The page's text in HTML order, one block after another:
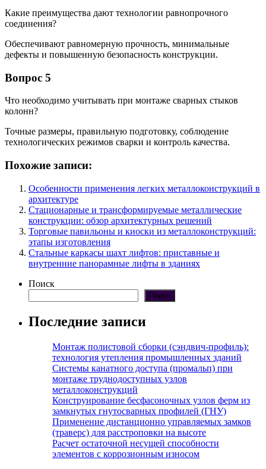
Какие преимущества дают технологии равнопрочного
соединения?
Обеспечивают равномерную прочность, минимальные
дефекты и повышенную безопасность конструкции.
Вопрос 5
Что необходимо учитывать при монтаже сварных стыков
колонн?
Точные размеры, правильную подготовку, соблюдение
технологических режимов сварки и контроль качества.
Похожие записи:
Особенности применения легких металлоконструкций в
архитектуре
Стационарные и трансформируемые металлические
конструкции: обзор архитектурных решений
Торговые павильоны и киоски из металлоконструкций:
этапы изготовления
Стальные каркасы шахт лифтов: приставные и
внутренние панорамные лифты в зданиях
Поиск
Поиск
Последние записи
Монтаж полистовой сборки (сэндвич-профиль):
технология утепления промышленных зданий
Системы канатного доступа (промальп) при
монтаже труднодоступных узлов
металлоконструкций
Конструирование бесфасоночных узлов ферм из
замкнутых гнутосварных профилей (ГНУ)
Применение дистанционно управляемых замков
(траверс) для расстроповки на высоте
Расчет остаточной несущей способности
элементов с коррозионным износом